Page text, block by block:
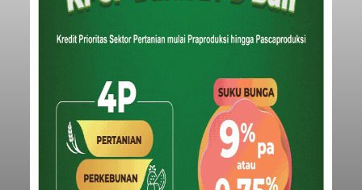
balitribune.co.id I Gianyar -
Seorang pria asal
Lingkungan Dalem, Pemogan, Denpasar Selatan,
Kota Denpasar, yang diketahui bernama I Kadek
pesisir Pantai Purnama, Sukawati.
Sebelum ditemukan meninggal dunia, korban
sempat memberitahukan lokasi terakhirnya
melalui pesan singkat WhatsApp dan juga
mengirimkan foto dua botol pembersih lantai ke